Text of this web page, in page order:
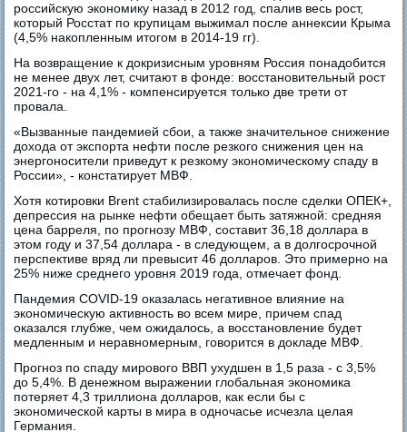
российскую экономику назад в 2012 год, спалив весь рост,
который Росстат по крупицам выжимал после аннексии Крыма
(4,5% накопленным итогом в 2014-19 гг).
На возвращение к докризисным уровням Россия понадобится
не менее двух лет, считают в фонде: восстановительный рост
2021-го - на 4,1% - компенсируется только две трети от
провала.
«Вызванные пандемией сбои, а также значительное снижение
дохода от экспорта нефти после резкого снижения цен на
энергоносители приведут к резкому экономическому спаду в
России», - констатирует МВФ.
Хотя котировки Brent стабилизировалась после сделки ОПЕК+,
депрессия на рынке нефти обещает быть затяжной: средняя
цена барреля, по прогнозу МВФ, составит 36,18 доллара в
этом году и 37,54 доллара - в следующем, а в долгосрочной
перспективе вряд ли превысит 46 долларов. Это примерно на
25% ниже среднего уровня 2019 года, отмечает фонд.
Пандемия COVID-19 оказалась негативное влияние на
экономическую активность во всем мире, причем спад
оказался глубже, чем ожидалось, а восстановление будет
медленным и неравномерным, говорится в докладе МВФ.
Прогноз по спаду мирового ВВП ухудшен в 1,5 раза - с 3,5%
до 5,4%. В денежном выражении глобальная экономика
потеряет 4,3 триллиона долларов, как если бы с
экономической карты в мира в одночасье исчезла целая
Германия.